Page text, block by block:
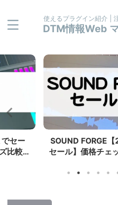
使えるプラグイン紹介 |
DTM情報Web
セー
比較ま
SOUND FORGE
セール】価格チェ